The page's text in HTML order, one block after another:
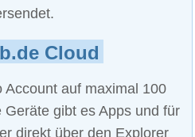
Cloud
auf maximal 100
gibt es Apps und für
direkt über den Explorer